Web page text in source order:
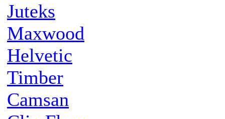
Juteks
Maxwood
Helvetic
Timber
Camsan